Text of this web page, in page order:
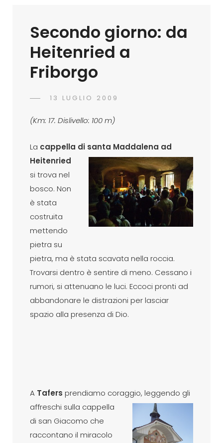
Secondo giorno: da
Heitenried a
Friborgo
POSTED
13 LUGLIO 2009
(Km: 17. Dislivello: 100 m)
La cappella di santa Maddalena ad
Heitenried
si trova nel
bosco. Non
è stata
costruita
mettendo
pietra su
pietra, ma è stata scavata nella roccia.
Trovarsi dentro è sentire di meno. Cessano i
rumori, si attenuano le luci. Eccoci pronti ad
abbandonare le distrazioni per lasciar
spazio alla presenza di Dio.
A Tafers prendiamo coraggio, leggendo gli
affreschi sulla cappella
di san Giacomo che
raccontano il miracolo